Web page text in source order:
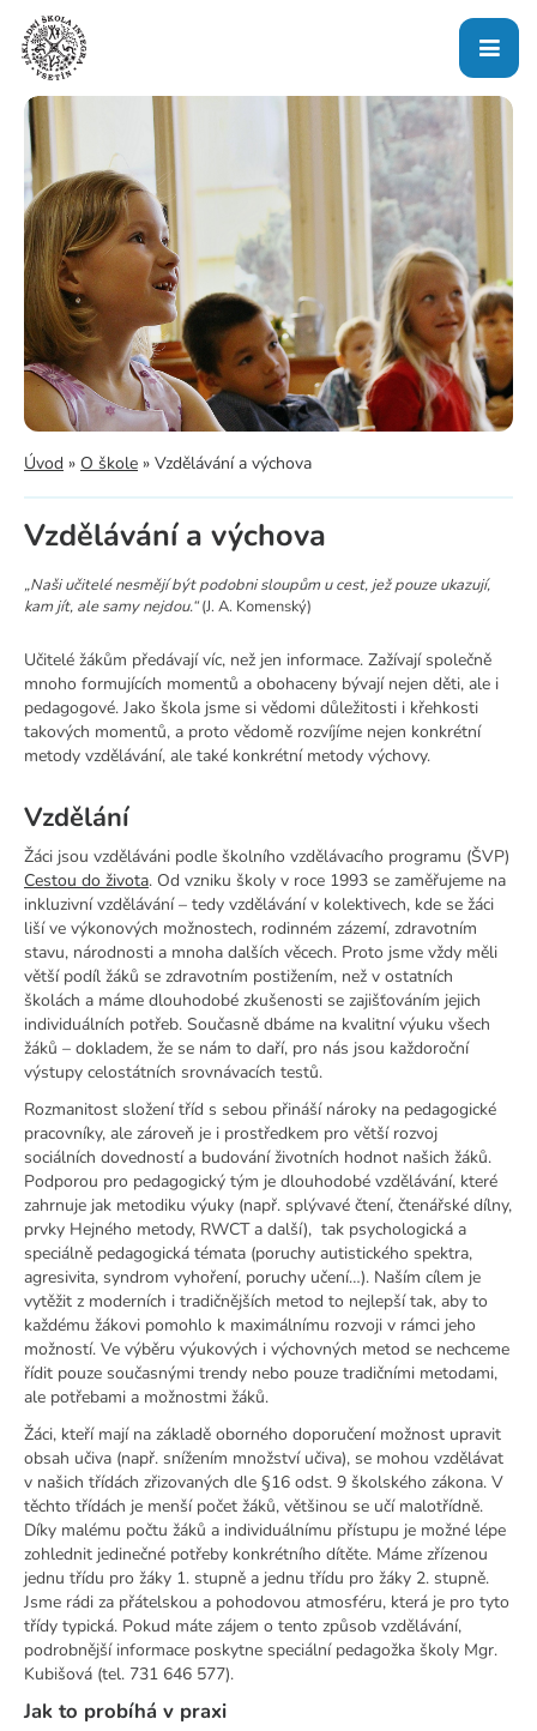
Úvod » O škole » Vzdělávání a výchova
Vzdělávání a výchova
„Naši učitelé nesmějí být podobni sloupům u cest, jež pouze ukazují,
kam jít, ale samy nejdou.“(J. A. Komenský)
​​​​​​​​​​​​​​Učitelé žákům předávají víc, než jen informace. Zažívají společně
mnoho formujících momentů a obohaceny bývají nejen děti, ale i
pedagogové. Jako škola jsme si vědomi důležitosti i křehkosti
takových momentů, a proto vědomě rozvíjíme nejen konkrétní
metody vzdělávání, ale také konkrétní metody výchovy.
Vzdělání
Žáci jsou vzděláváni podle školního vzdělávacího programu (ŠVP)
Cestou do života. Od vzniku školy v roce 1993 se zaměřujeme na
inkluzivní vzdělávání – tedy vzdělávání v kolektivech, kde se žáci
liší ve výkonových možnostech, rodinném zázemí, zdravotním
stavu, národnosti a mnoha dalších věcech. Proto jsme vždy měli
větší podíl žáků se zdravotním postižením, než v ostatních
školách a máme dlouhodobé zkušenosti se zajišťováním jejich
individuálních potřeb. Současně dbáme na kvalitní výuku všech
žáků – dokladem, že se nám to daří, pro nás jsou každoroční
výstupy celostátních srovnávacích testů.
Rozmanitost složení tříd s sebou přináší nároky na pedagogické
pracovníky, ale zároveň je i prostředkem pro větší rozvoj
sociálních dovedností a budování životních hodnot našich žáků.
Podporou pro pedagogický tým je dlouhodobé vzdělávání, které
zahrnuje jak metodiku výuky (např. splývavé čtení, čtenářské dílny,
prvky Hejného metody, RWCT a další), tak psychologická a
speciálně pedagogická témata (poruchy autistického spektra,
agresivita, syndrom vyhoření, poruchy učení…). Naším cílem je
vytěžit z moderních i tradičnějších metod to nejlepší tak, aby to
každému žákovi pomohlo k maximálnímu rozvoji v rámci jeho
možností. Ve výběru výukových i výchovných metod se nechceme
řídit pouze současnými trendy nebo pouze tradičními metodami,
ale potřebami a možnostmi žáků.
Žáci, kteří mají na základě oborného doporučení možnost upravit
obsah učiva (např. snížením množství učiva), se mohou vzdělávat
v našich třídách zřizovaných dle §16 odst. 9 školského zákona. V
těchto třídách je menší počet žáků, většinou se učí malotřídně.
Díky malému počtu žáků a individuálnímu přístupu je možné lépe
zohlednit jedinečné potřeby konkrétního dítěte. Máme zřízenou
jednu třídu pro žáky 1. stupně a jednu třídu pro žáky 2. stupně.
Jsme rádi za přátelskou a pohodovou atmosféru, která je pro tyto
třídy typická. Pokud máte zájem o tento způsob vzdělávání,
podrobnější informace poskytne speciální pedagožka školy Mgr.
Kubišová (tel. 731 646 577).
Jak to probíhá v praxi